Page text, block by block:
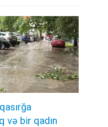
və bir qadın